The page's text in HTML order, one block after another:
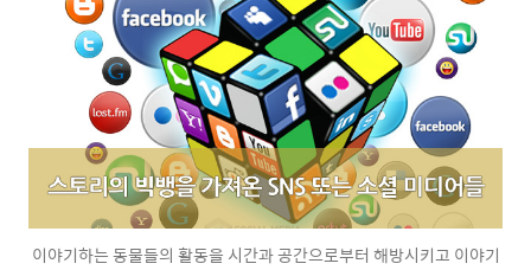
이야기하는 동물들의 활동을 시간과 공간으로부터 해방시키고 이야기